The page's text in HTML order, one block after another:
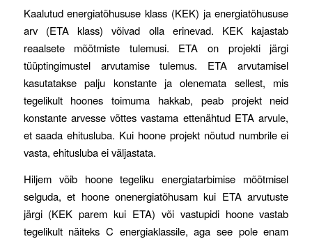
Kaalutud energiatõhususe klass (KEK) ja energiatõhususe
arv (ETA klass) võivad olla erinevad. KEK kajastab
reaalsete mõõtmiste tulemusi. ETA on projekti järgi
tüüptingimustel arvutamise tulemus. ETA arvutamisel
kasutatakse palju konstante ja olenemata sellest, mis
tegelikult hoones toimuma hakkab, peab projekt neid
konstante arvesse võttes vastama ettenähtud ETA arvule,
et saada ehitusluba. Kui hoone projekt nõutud numbrile ei
vasta, ehitusluba ei väljastata.
Hiljem võib hoone tegeliku energiatarbimise mõõtmisel
selguda, et hoone onenergiatõhusam kui ETA arvutuste
järgi (KEK parem kui ETA) või vastupidi hoone vastab
tegelikult näiteks C energiaklassile, aga see pole enam